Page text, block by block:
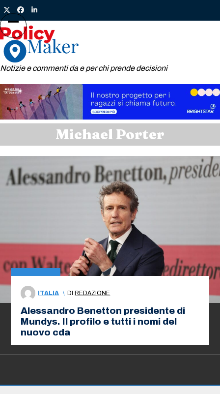
Skip
to
content
TwitterFacebook
LinkedIn
Notizie e commenti da e per chi prende decisioni
Open
mobile
menu
Close
mobile
menu
Michael Porter
ITALIA \ DIREDAZIONE
Alessandro Benetton presidente di
Mundys. Il profilo e tutti i nomi del
nuovo cda